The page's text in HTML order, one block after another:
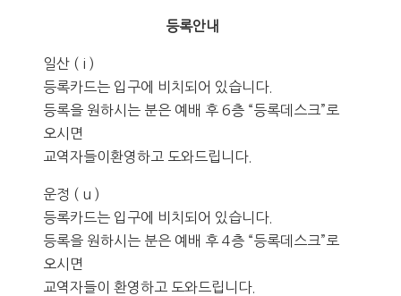
등록안내
일산 ( i )
등록카드는 입구에 비치되어 있습니다.
등록을 원하시는 분은 예배 후 6층 “등록데스크”로
오시면
교역자들이환영하고 도와드립니다.
운정 ( u )
등록카드는 입구에 비치되어 있습니다.
등록을 원하시는 분은 예배 후 4층 “등록데스크”로
오시면
교역자들이 환영하고 도와드립니다.